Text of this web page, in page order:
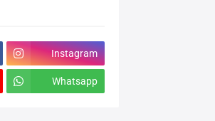
Instagram
Whatsapp